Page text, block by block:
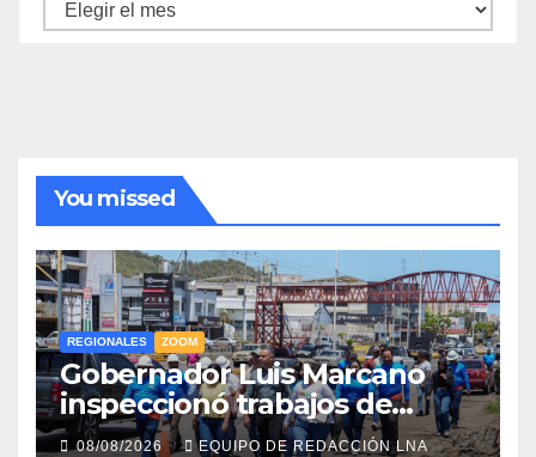
Archivo
You missed
REGIONALES ZOOM
Gobernador Luis Marcano
inspeccionó trabajos de
rehabilitación en al Av.
08/08/2026 EQUIPO DE REDACCIÓN LNA